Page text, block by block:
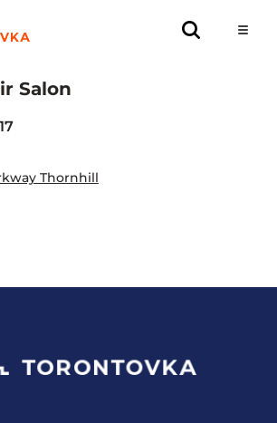
Salon
Thornhill